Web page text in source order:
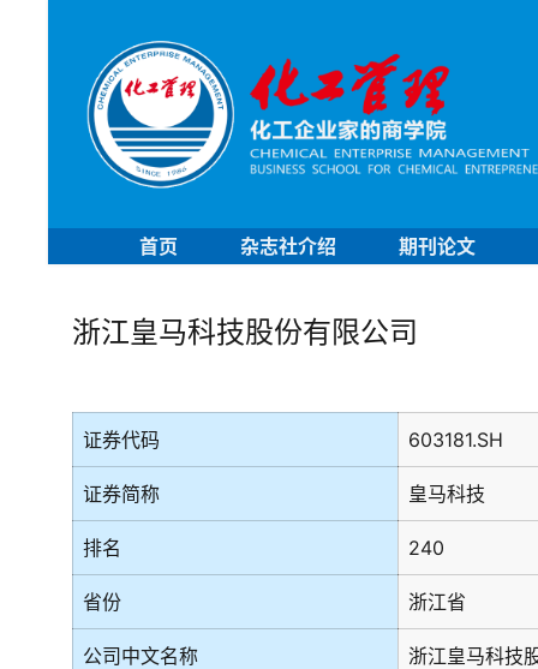
首页 杂志社介绍 期刊论文
浙江皇马科技股份有限公司
证券代码 603181.SH
证券简称 皇马科技
排名 240
省份 浙江省
公司中文名称 浙江皇马科技